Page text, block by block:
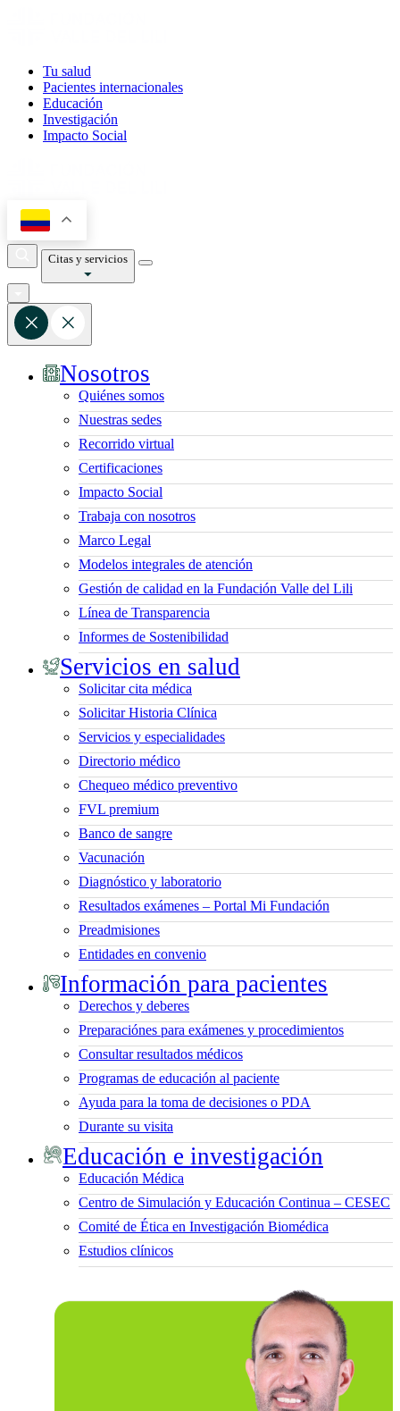
Tu salud
Pacientes internacionales
Educación
Investigación
Impacto Social
Citas y servicios
Nosotros
Quiénes somos
Nuestras sedes
Recorrido virtual
Certificaciones
Impacto Social
Trabaja con nosotros
Marco Legal
Modelos integrales de atención
Gestión de calidad en la Fundación Valle del Lili
Línea de Transparencia
Informes de Sostenibilidad
Servicios en salud
Solicitar cita médica
Solicitar Historia Clínica
Servicios y especialidades
Directorio médico
Chequeo médico preventivo
FVL premium
Banco de sangre
Vacunación
Diagnóstico y laboratorio
Resultados exámenes – Portal Mi Fundación
Preadmisiones
Entidades en convenio
Información para pacientes
Derechos y deberes
Preparaciónes para exámenes y procedimientos
Consultar resultados médicos
Programas de educación al paciente
Ayuda para la toma de decisiones o PDA
Durante su visita
Educación e investigación
Educación Médica
Centro de Simulación y Educación Continua – CESEC
Comité de Ética en Investigación Biomédica
Estudios clínicos